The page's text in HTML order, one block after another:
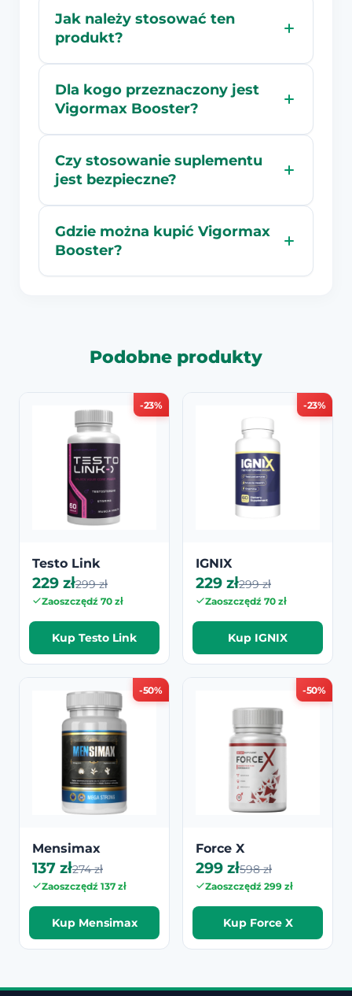
Jak należy stosować ten
produkt?
Dla kogo przeznaczony jest
Vigormax Booster?
Czy stosowanie suplementu
jest bezpieczne?
Gdzie można kupić Vigormax
Booster?
Podobne produkty
-23%
Testo Link
229 zł299 zł
Zaoszczędź 70 zł
Kup Testo Link
-23%
IGNIX
229 zł299 zł
Zaoszczędź 70 zł
Kup IGNIX
-50%
Mensimax
137 zł274 zł
Zaoszczędź 137 zł
Kup Mensimax
-50%
Force X
299 zł598 zł
Zaoszczędź 299 zł
Kup Force X